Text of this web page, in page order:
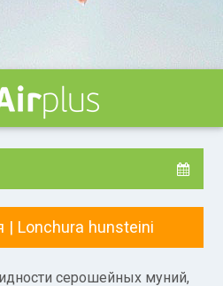
| Lonchura hunsteini
серошейных муний,